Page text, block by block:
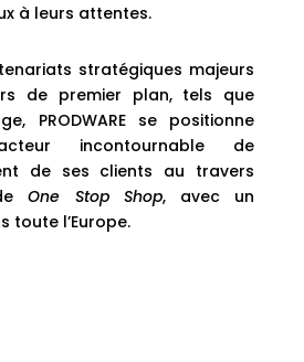
à leurs attentes.
stratégiques majeurs
de premier plan, tels que
PRODWARE se positionne
incontournable de
de ses clients au travers
One Stop Shop, avec un
toute l’Europe.